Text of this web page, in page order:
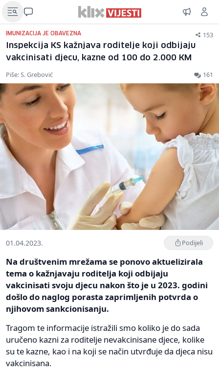
IMUNIZACIJA JE OBAVEZNA 153
Inspekcija KS kažnjava roditelje koji odbijaju
vakcinisati djecu, kazne od 100 do 2.000 KM
Piše: S. Grebović 161
01.04.2023. Podijeli
Na društvenim mrežama se ponovo aktuelizirala
tema o kažnjavaju roditelja koji odbijaju
vakcinisati svoju djecu nakon što je u 2023. godini
došlo do naglog porasta zaprimljenih potvrda o
njihovom sankcionisanju.
Tragom te informacije istražili smo koliko je do sada
uručeno kazni za roditelje nevakcinisane djece, kolike
su te kazne, kao i na koji se način utvrđuje da djeca nisu
vakcinisana.